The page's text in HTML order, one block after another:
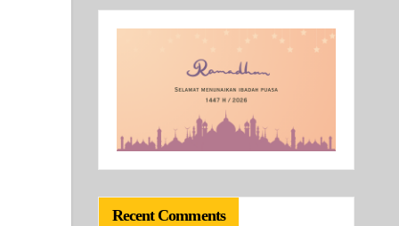
Recent Comments